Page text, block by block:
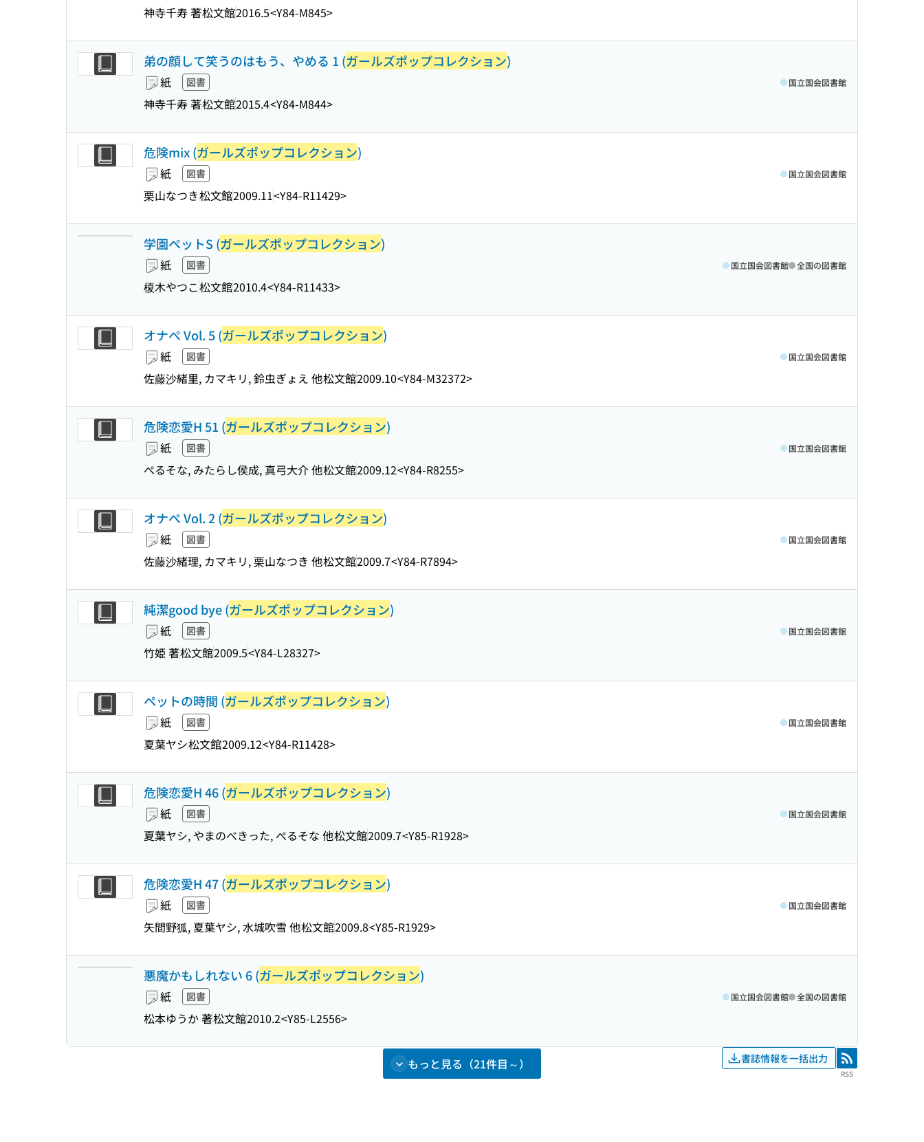
神寺千寿 著松文館2016.5<Y84-M845>
弟の顔して笑うのはもう、やめる 1 (ガールズポップコレクション)
紙 図書
神寺千寿 著松文館2015.4<Y84-M844>
国立国会図書館
危険mix (ガールズポップコレクション)
紙 図書
栗山なつき松文館2009.11<Y84-R11429>
国立国会図書館
学園ペットS (ガールズポップコレクション)
紙 図書
榎木やつこ松文館2010.4<Y84-R11433>
国立国会図書館 全国の図書館
オナぺ Vol. 5 (ガールズポップコレクション)
紙 図書
佐藤沙緒里, カマキリ, 鈴虫ぎょえ 他松文館2009.10<Y84-M32372>
国立国会図書館
危険恋愛H 51 (ガールズポップコレクション)
紙 図書
ぺるそな, みたらし侯成, 真弓大介 他松文館2009.12<Y84-R8255>
国立国会図書館
オナぺ Vol. 2 (ガールズポップコレクション)
紙 図書
佐藤沙緒理, カマキリ, 栗山なつき 他松文館2009.7<Y84-R7894>
国立国会図書館
純潔good bye (ガールズポップコレクション)
紙 図書
竹姫 著松文館2009.5<Y84-L28327>
国立国会図書館
ペットの時間 (ガールズポップコレクション)
紙 図書
夏葉ヤシ松文館2009.12<Y84-R11428>
国立国会図書館
危険恋愛H 46 (ガールズポップコレクション)
紙 図書
夏葉ヤシ, やまのべきった, ぺるそな 他松文館2009.7<Y85-R1928>
国立国会図書館
危険恋愛H 47 (ガールズポップコレクション)
紙 図書
矢間野狐, 夏葉ヤシ, 水城吹雪 他松文館2009.8<Y85-R1929>
国立国会図書館
悪魔かもしれない 6 (ガールズポップコレクション)
紙 図書
松本ゆうか 著松文館2010.2<Y85-L2556>
国立国会図書館 全国の図書館
もっと見る（21件目～） 書誌情報を一括出力 RSS
RSS